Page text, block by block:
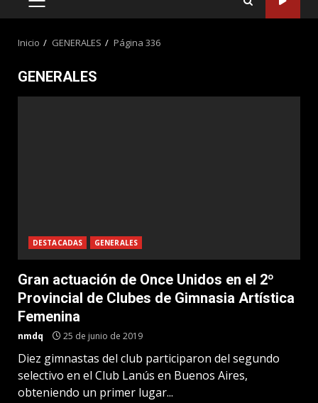
MENÚ
Inicio GENERALES Página 336
GENERALES
DESTACADAS GENERALES
Gran actuación de Once Unidos en el 2º
Provincial de Clubes de Gimnasia Artística
Femenina
nmdq 25 de junio de 2019
Diez gimnastas del club participaron del segundo
selectivo en el Club Lanús en Buenos Aires,
obteniendo un primer lugar...